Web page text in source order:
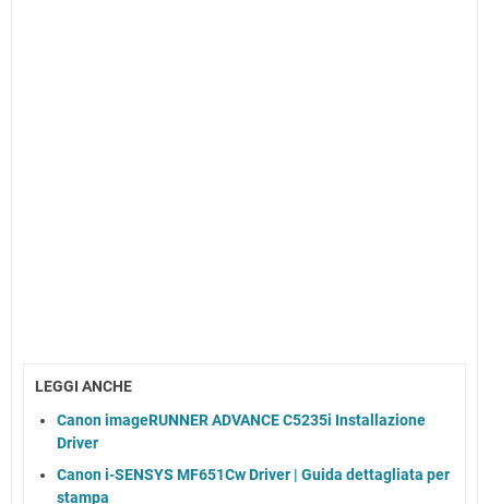
LEGGI ANCHE
Canon imageRUNNER ADVANCE C5235i Installazione
Driver
Canon i-SENSYS MF651Cw Driver | Guida dettagliata per
stampa